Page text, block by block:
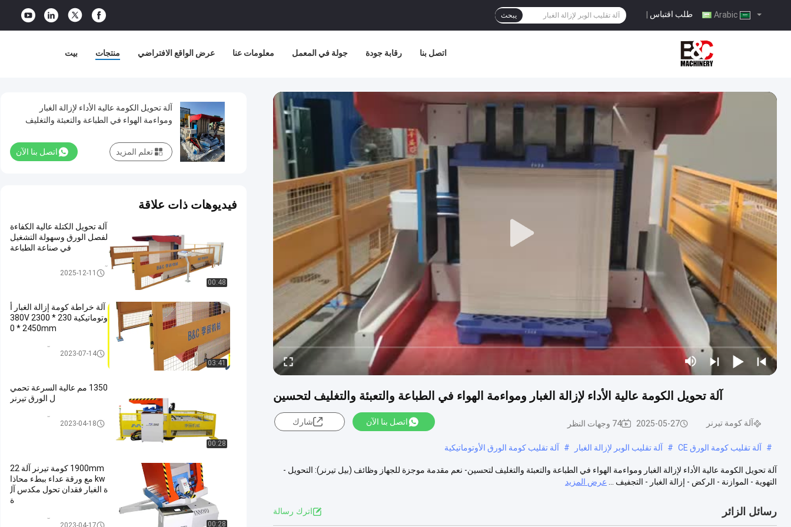
طلب اقتباس يبحث
بيت منتجات عرض الواقع الافتراضي معلومات عنا جولة في المعمل رقابة جودة اتصل بنا
آلة تحويل الكومة عالية الأداء لإزالة الغبار ومواءمة الهواء في الطباعة والتعبئة والتغليف لتحسين
آلة كومة تيرنر 2025-05-27 74 وجهات النظر اتصل بنا الآن شارك
# آلة تقليب كومة الورق CE # آلة تقليب الوبر لإزالة الغبار # آلة تقليب كومة الورق الأوتوماتيكية
آلة تحويل الكومة عالية الأداء لإزالة الغبار ومواءمة الهواء في الطباعة والتعبئة والتغليف لتحسين- نعم مقدمة موجزة للجهاز وظائف (بيل تيرنر): التحويل -
التهوية - الموازنة - الركض - إزالة الغبار - التجفيف ...
عرض المزيد
رسائل الزائر اترك رسالة
آلة تحويل الكومة عالية الأداء لإزالة الغبار
ومواءمة الهواء في الطباعة والتعبئة والتغليف
اتصل بنا الآن تعلم المزيد
فيديوهات ذات علاقة
00:48
آلة تحويل الكتلة عالية الكفاءة
لفصل الورق وسهولة التشغيل
في صناعة الطباعة
آلة تغليف الفلوت عالية السرعة عا
2025-12-11
03:41
آلة خراطة كومة إزالة الغبار أ
وتوماتيكية 380V 2300 * 230
0 * 2450mm
2023-07-14
00:28
1350 مم عالية السرعة تحمي
ل الورق تيرنر
2023-04-18
00:28
1900mm كومة تيرنر آلة 22
kw مع ورقة عداء ببطء محاذا
ة الغبار فقدان تحول مكدس آل
ة
2023-04-17